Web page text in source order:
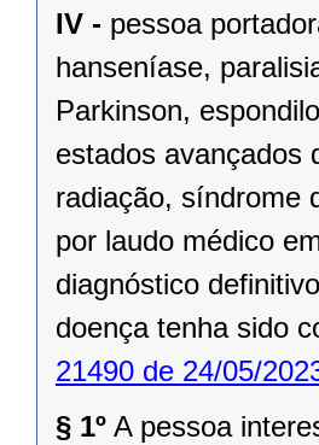
IV - pessoa
hanseníase,
Parkinson,
estados avançados
radiação, síndrome
por laudo médico
diagnóstico
doença tenha sido
21490 de 24/05/
§ 1º A pessoa